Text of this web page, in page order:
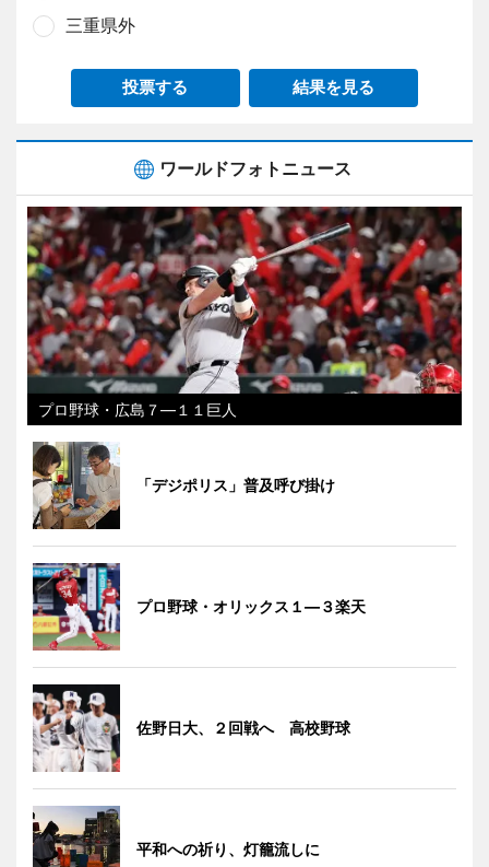
三重県外
投票する 結果を見る
ワールドフォトニュース
プロ野球・広島７―１１巨人
「デジポリス」普及呼び掛け
プロ野球・オリックス１―３楽天
佐野日大、２回戦へ 高校野球
平和への祈り、灯籠流しに